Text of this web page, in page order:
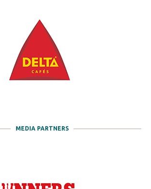
MEDIA PARTNERS